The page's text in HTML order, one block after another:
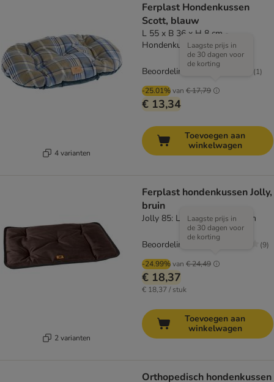
4 varianten
Ferplast Hondenkussen
Scott, blauw
L 55 x B 36 x H 8 cm -
Hondenkussen Scott
-25.01%van € 17,79
Laagste prijs in
de 30 dagen voor
de korting
€ 13,34
Beoordeling: 5/5 (1)
Toevoegen aan
winkelwagen
2 varianten
Ferplast hondenkussen Jolly,
bruin
Jolly 85: L 85 x B 50 x H 3 cm
-24.99%van € 24,49
Laagste prijs in
de 30 dagen voor
de korting
€ 18,37
€ 18,37 / stuk
Beoordeling: 3.8/5 (9)
Toevoegen aan
winkelwagen
Orthopedisch hondenkussen